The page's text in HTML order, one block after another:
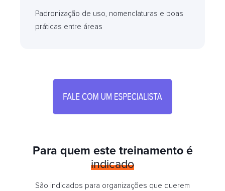
Padronização de uso, nomenclaturas e boas
práticas entre áreas
Para quem este treinamento é
indicado
São indicados para organizações que querem